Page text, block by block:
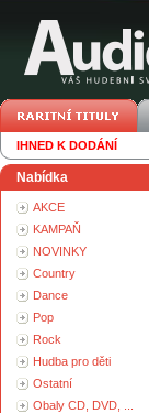
IHNED K DODÁNÍ
Nabídka
AKCE
KAMPAŇ
NOVINKY
Country
Dance
Pop
Rock
Hudba pro děti
Ostatní
Obaly CD, DVD, ...